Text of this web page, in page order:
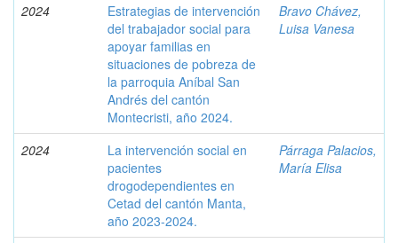
2024
Estrategias de intervención
del trabajador social para
apoyar familias en
situaciones de pobreza de
la parroquia Aníbal San
Andrés del cantón
Montecristi, año 2024.
Bravo Chávez,
Luisa Vanesa
2024
La intervención social en
pacientes
drogodependientes en
Cetad del cantón Manta,
año 2023-2024.
Párraga Palacios,
María Elisa